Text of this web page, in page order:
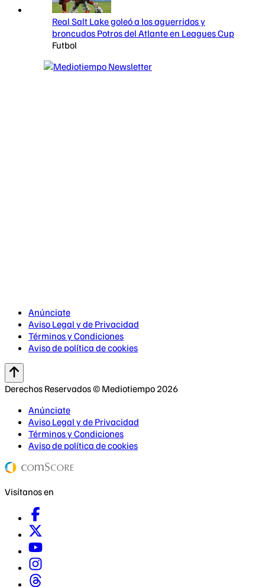
Real Salt Lake goleó a los aguerridos y
broncudos Potros del Atlante en Leagues Cup
Futbol
Anúnciate
Aviso Legal y de Privacidad
Términos y Condiciones
Aviso de política de cookies
Derechos Reservados © Mediotiempo 2026
Anúnciate
Aviso Legal y de Privacidad
Términos y Condiciones
Aviso de política de cookies
Visítanos en